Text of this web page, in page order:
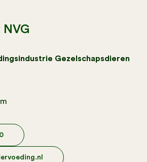
Gezelschapsdieren